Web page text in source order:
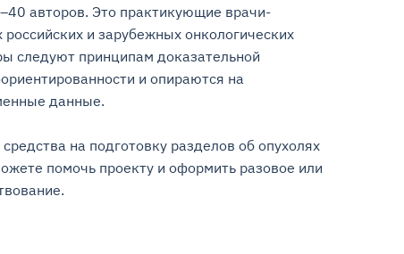
авторов. Это практикующие врачи-
и зарубежных онкологических
следуют принципам доказательной
и опираются на
данные.
на подготовку разделов об опухолях
помочь проекту и оформить разовое или